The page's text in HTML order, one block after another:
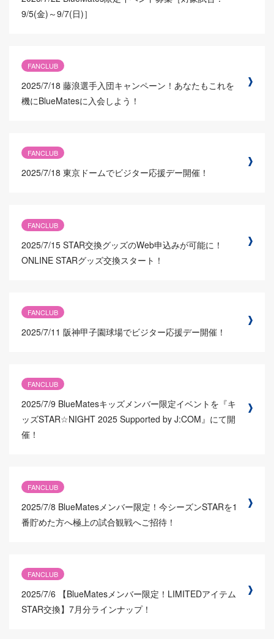
9/5(金)～9/7(日)］
FANCLUB
2025/7/18 藤浪選手入団キャンペーン！あなたもこれを
機にBlueMatesに入会しよう！
FANCLUB
2025/7/18 東京ドームでビジター応援デー開催！
FANCLUB
2025/7/15 STAR交換グッズのWeb申込みが可能に！
ONLINE STARグッズ交換スタート！
FANCLUB
2025/7/11 阪神甲子園球場でビジター応援デー開催！
FANCLUB
2025/7/9 BlueMatesキッズメンバー限定イベントを『キ
ッズSTAR☆NIGHT 2025 Supported by J:COM』にて開
催！
FANCLUB
2025/7/8 BlueMatesメンバー限定！今シーズンSTARを1
番貯めた方へ極上の試合観戦へご招待！
FANCLUB
2025/7/6
【BlueMatesメンバー限定！LIMITEDアイテム
STAR交換】7月分ラインナップ！